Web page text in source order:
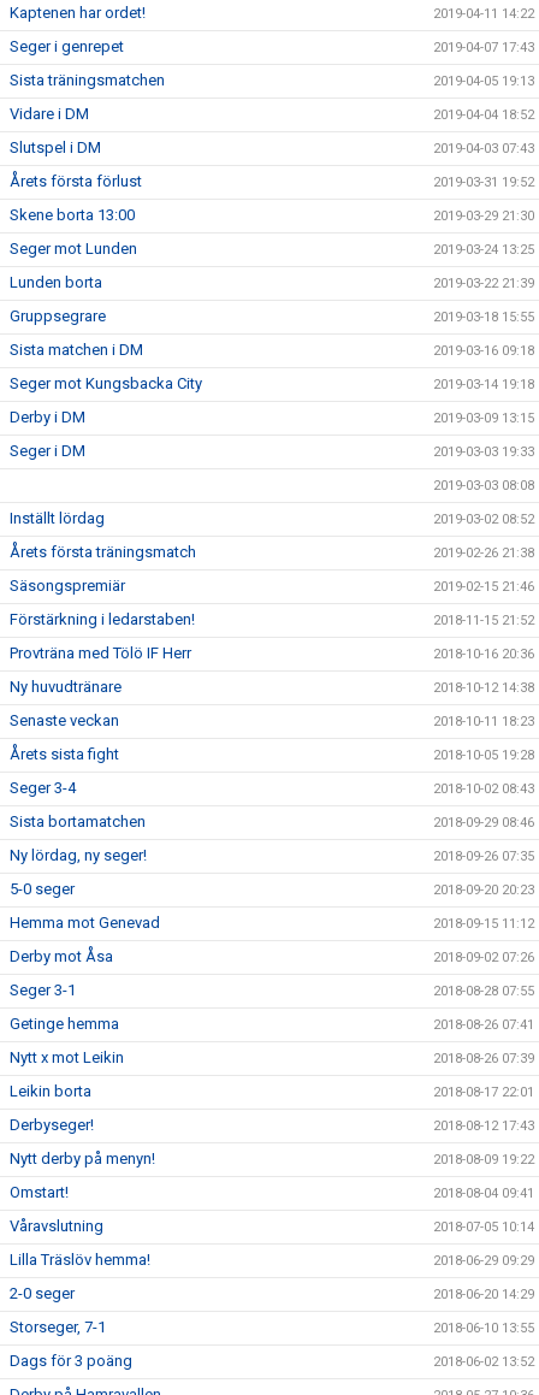
Kaptenen har ordet! 2019-04-11 14:22
Seger i genrepet 2019-04-07 17:43
Sista träningsmatchen 2019-04-05 19:13
Vidare i DM 2019-04-04 18:52
Slutspel i DM 2019-04-03 07:43
Årets första förlust 2019-03-31 19:52
Skene borta 13:00 2019-03-29 21:30
Seger mot Lunden 2019-03-24 13:25
Lunden borta 2019-03-22 21:39
Gruppsegrare 2019-03-18 15:55
Sista matchen i DM 2019-03-16 09:18
Seger mot Kungsbacka City 2019-03-14 19:18
Derby i DM 2019-03-09 13:15
Seger i DM 2019-03-03 19:33
2019-03-03 08:08
Inställt lördag 2019-03-02 08:52
Årets första träningsmatch 2019-02-26 21:38
Säsongspremiär 2019-02-15 21:46
Förstärkning i ledarstaben! 2018-11-15 21:52
Provträna med Tölö IF Herr 2018-10-16 20:36
Ny huvudtränare 2018-10-12 14:38
Senaste veckan 2018-10-11 18:23
Årets sista fight 2018-10-05 19:28
Seger 3-4 2018-10-02 08:43
Sista bortamatchen 2018-09-29 08:46
Ny lördag, ny seger! 2018-09-26 07:35
5-0 seger 2018-09-20 20:23
Hemma mot Genevad 2018-09-15 11:12
Derby mot Åsa 2018-09-02 07:26
Seger 3-1 2018-08-28 07:55
Getinge hemma 2018-08-26 07:41
Nytt x mot Leikin 2018-08-26 07:39
Leikin borta 2018-08-17 22:01
Derbyseger! 2018-08-12 17:43
Nytt derby på menyn! 2018-08-09 19:22
Omstart! 2018-08-04 09:41
Våravslutning 2018-07-05 10:14
Lilla Träslöv hemma! 2018-06-29 09:29
2-0 seger 2018-06-20 14:29
Storseger, 7-1 2018-06-10 13:55
Dags för 3 poäng 2018-06-02 13:52